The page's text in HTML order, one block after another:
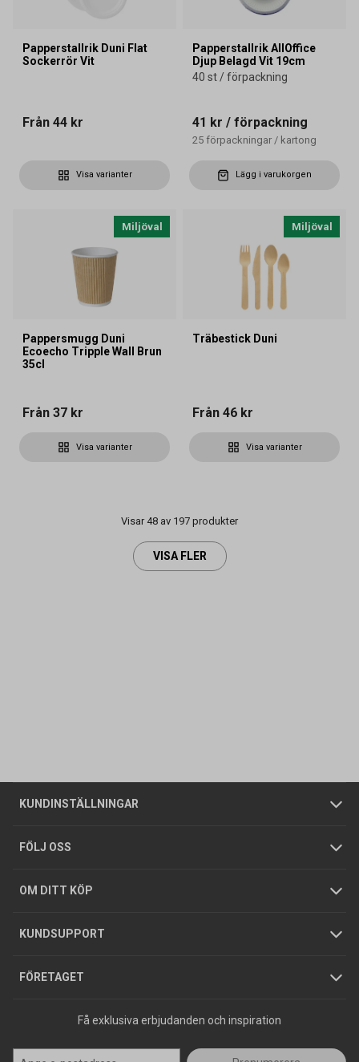
Papperstallrik Duni Flat
Sockerrör Vit
Från 44 kr
Visa varianter
Papperstallrik AllOffice
Djup Belagd Vit 19cm
40 st / förpackning
41 kr / förpackning
25 förpackningar / kartong
Lägg i varukorgen
Miljöval
Pappersmugg Duni
Ecoecho Tripple Wall Brun
35cl
Från 37 kr
Visa varianter
Miljöval
Träbestick Duni
Från 46 kr
Visa varianter
Visar 48 av 197 produkter
VISA FLER
KUNDINSTÄLLNINGAR
Företagskund / Privatkund
FÖLJ OSS
OM DITT KÖP
Allmänna försäljningsvillkor
Integritetspolicy
GDPR
KUNDSUPPORT
Butiker
Foldrar och kataloger
Köpguider
Varumärken
FÖRETAGET
Om oss
Tjänster
Hållbarhet
Jobba hos oss
Press
Få exklusiva erbjudanden och inspiration